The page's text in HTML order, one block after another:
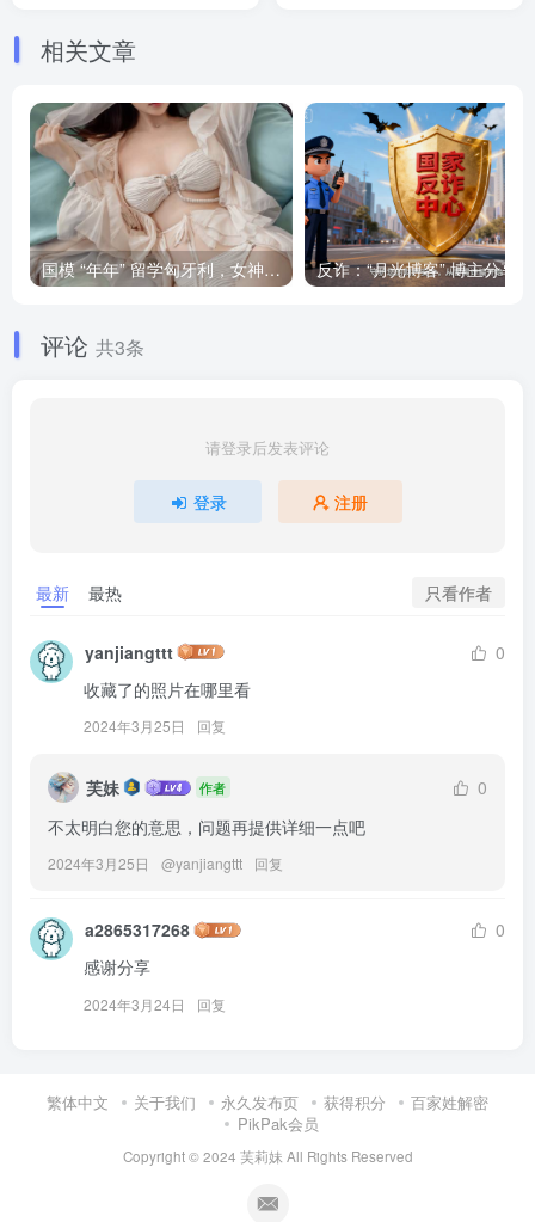
相关文章
国模 “年年” 留学匈牙利，女神将要退圈吗？
评论 共3条
请登录后发表评论
登录 注册
最新 最热 只看作者
yanjiangttt
0
收藏了的照片在哪里看
2024年3月25日 回复
芙妹 作者
0
不太明白您的意思，问题再提供详细一点吧
2024年3月25日 @yanjiangttt 回复
a2865317268
0
感谢分享
2024年3月24日 回复
繁体中文 关于我们 永久发布页 获得积分
百家姓解密
PikPak会员
Copyright © 2024 芙莉妹 All Rights Reserved